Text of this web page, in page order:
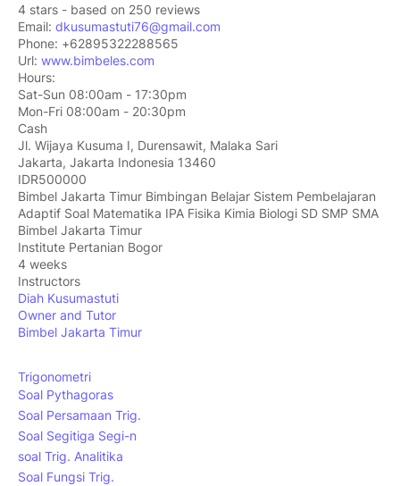
4 stars - based on 250 reviews
Email: dkusumastuti76@gmail.com
Phone: +62895322288565
Url: www.bimbeles.com
Hours:
Sat-Sun 08:00am - 17:30pm
Mon-Fri 08:00am - 20:30pm
Cash
Jl. Wijaya Kusuma I, Durensawit, Malaka Sari
Jakarta, Jakarta Indonesia 13460
IDR500000
Bimbel Jakarta Timur Bimbingan Belajar Sistem Pembelajaran
Adaptif Soal Matematika IPA Fisika Kimia Biologi SD SMP SMA
Bimbel Jakarta Timur
Institute Pertanian Bogor
4 weeks
Instructors
Diah Kusumastuti
Owner and Tutor
Bimbel Jakarta Timur
Trigonometri
Soal Pythagoras
Soal Persamaan Trig.
Soal Segitiga Segi-n
soal Trig. Analitika
Soal Fungsi Trig.